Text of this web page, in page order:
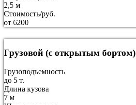
2,5 м
Стоимость/руб.
от 6200
Грузовой (с открытым бортом)
Грузоподъемность
до 5 т.
Длина кузова
7 м